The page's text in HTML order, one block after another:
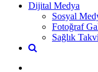
Dijital Medya
Sosyal
Fotoğraf
Sağlık